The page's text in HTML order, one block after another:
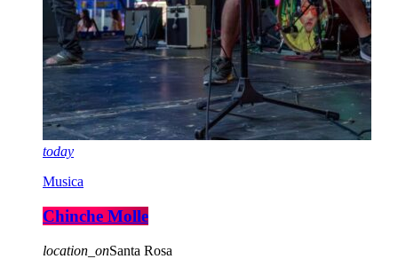
today
Musica
Chinche Molle
location_onSanta Rosa